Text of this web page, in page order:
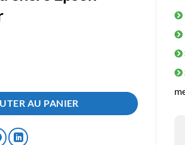
Epson T1291 Noir
AU PANIER